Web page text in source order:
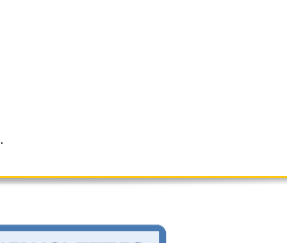
.